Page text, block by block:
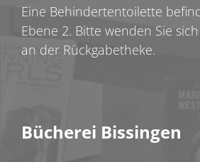
Eine Behindertentoilette
Ebene 2. Bitte wenden Sie
an der Rückgabetheke.
Bücherei Bissingen